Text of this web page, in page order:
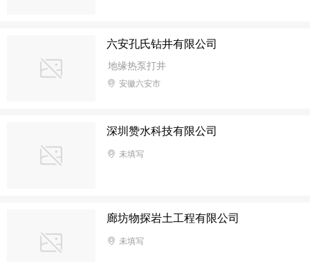
六安孔氏钻井有限公司
地缘热泵打井
安徽六安市
深圳赞水科技有限公司
未填写
廊坊物探岩土工程有限公司
未填写